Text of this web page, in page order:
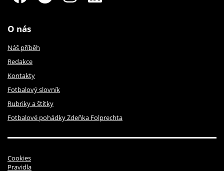
O nás
Náš příběh
Redakce
Kontakty
Fotbalový slovník
Rubriky a štítky
Fotbalové pohádky Zdeňka Folprechta
Cookies
Pravidla